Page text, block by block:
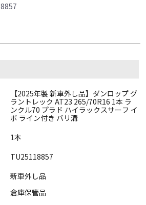
【2025年製 新車外し品】ダンロップ グ
ラントレック AT23 265/70R16 1本 ラ
ンクル70 プラド ハイラックスサーフ イ
ボ ライン付き バリ溝
1本
TU25118857
新車外し品
倉庫保管品